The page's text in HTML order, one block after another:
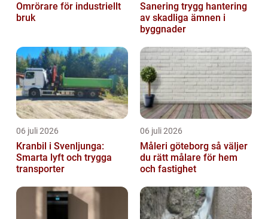
Omrörare för industriellt
bruk
Sanering trygg hantering
av skadliga ämnen i
byggnader
06 juli 2026
Kranbil i Svenljunga:
Smarta lyft och trygga
transporter
06 juli 2026
Måleri göteborg så väljer
du rätt målare för hem
och fastighet